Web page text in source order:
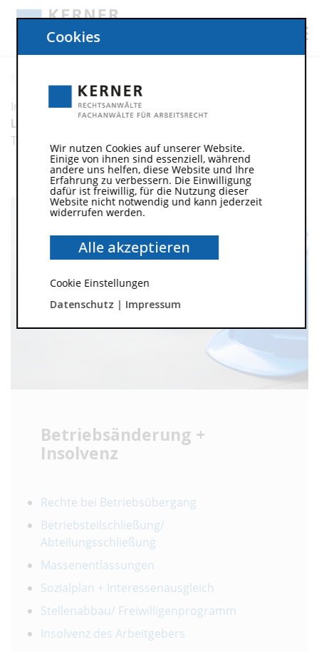
In diesem Bereich finden Sie die Informationen zu den
Leistungen für Arbeitnehmer im Arbeitsrecht
Themengebiet Betriebsänderung + Insolvenz.
Betriebsänderung +
Insolvenz
Rechte bei Betriebsübergang
Betriebsteilschließung/
Abteilungsschließung
Massenentlassungen
Sozialplan + Interessenausgleich
Stellenabbau/ Freiwilligenprogramm
Insolvenz des Arbeitgebers
Cookies
Wir nutzen Cookies auf unserer Website.
Einige von ihnen sind essenziell, während
andere uns helfen, diese Website und Ihre
Erfahrung zu verbessern. Die Einwilligung
dafür ist freiwillig, für die Nutzung dieser
Website nicht notwendig und kann jederzeit
widerrufen werden.
Alle akzeptieren
Cookie Einstellungen
Datenschutz| Impressum